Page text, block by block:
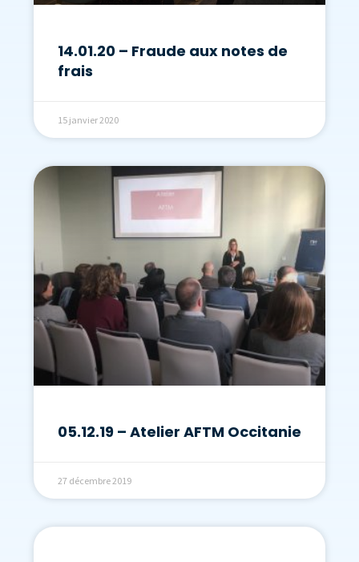
14.01.20 – Fraude aux notes de
frais
15 janvier 2020
05.12.19 – Atelier AFTM Occitanie
27 décembre 2019